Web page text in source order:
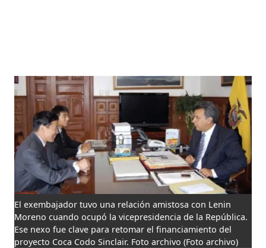
El exembajador tuvo una relación amistosa con Lenin
Moreno cuando ocupó la vicepresidencia de la República.
Ese nexo fue clave para retomar el financiamiento del
proyecto Coca Codo Sinclair. Foto archivo (Foto archivo)